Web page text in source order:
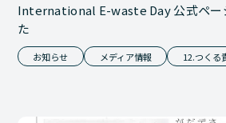
International E-waste Day 公式ペー
た
お知らせ メディア情報 12.つくる